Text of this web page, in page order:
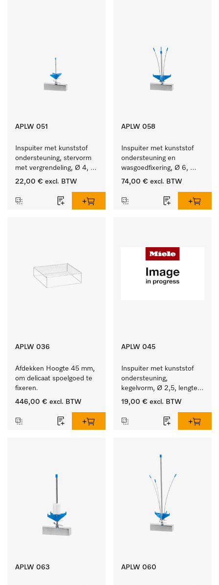
APLW 051
Inspuiter met kunststof
ondersteuning, stervorm
met vergrendeling, Ø 4,
lengte 110 mm.
22,00 € excl. BTW
APLW 058
Inspuiter met kunststof
ondersteuning en
wasgoedfixering, Ø 6,
lengte 135 mm.
74,00 € excl. BTW
APLW 036
Afdekken Hoogte 45 mm,
om delicaat spoelgoed te
fixeren.
446,00 € excl. BTW
APLW 045
Inspuiter met kunststof
ondersteuning,
kegelvorm, Ø 2,5, lengte
80 mm.
19,00 € excl. BTW
APLW 063 APLW 060